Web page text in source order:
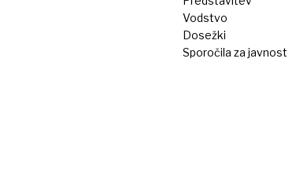
Vodstvo
Dosežki
Sporočila za javnost